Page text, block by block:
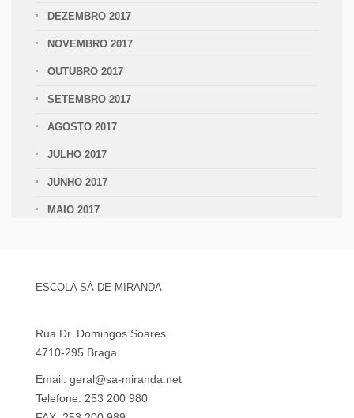
DEZEMBRO 2017
NOVEMBRO 2017
OUTUBRO 2017
SETEMBRO 2017
AGOSTO 2017
JULHO 2017
JUNHO 2017
MAIO 2017
ESCOLA SÁ DE MIRANDA
Rua Dr. Domingos Soares
4710-295 Braga
Email: geral@sa-miranda.net
Telefone: 253 200 980